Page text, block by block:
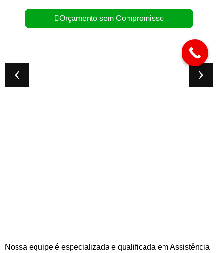
Orçamento sem Compromisso
Nossa equipe é especializada e qualificada em Assistência